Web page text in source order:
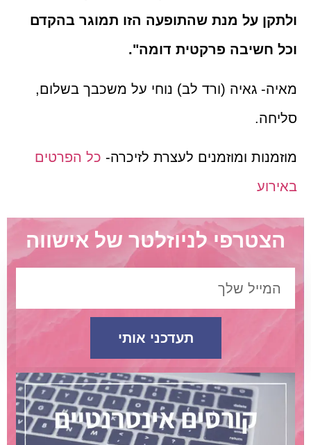
ולתקן על מנת שהתופעה הזו תמוגר בהקדם
וכל חשיבה פרקטית דומה."
מאיה- גאיה (ורד לב) נוחי על משכבך בשלום,
סליחה.
מוזמנות ומוזמנים לעצרת לזיכרה- כל הפרטים
באירוע
הצטרפי לניוזלטר של אישווה
תעדכני אותי